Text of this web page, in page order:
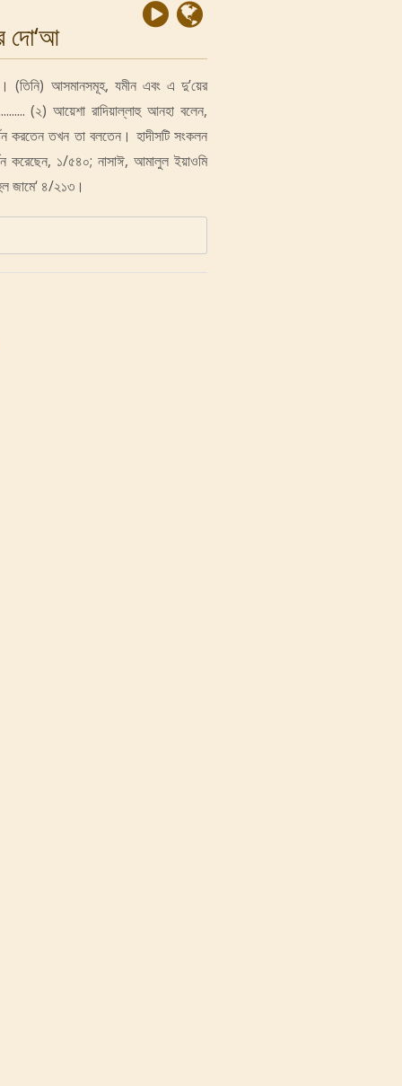
দো‘আ
আসমানসমূহ, যমীন এবং এ দু’য়ের
(২) আয়েশা রাদিয়াল্লাহু আনহা বলেন,
করতেন তখন তা বলতেন। হাদীসটি সংকলন
করেছেন, ১/৫৪০; নাসাঈ, আমালুল ইয়াওমি
জামে‘ ৪/২১৩।